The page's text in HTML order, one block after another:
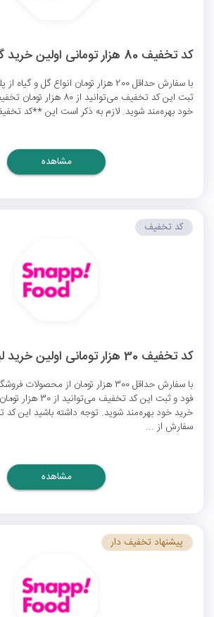
کد تخفیف 80 هزار تومانی اولین خرید گل اسنپ فود
با سفارش حداقل 200 هزار تومان انواع گل و
ثبت این کد تخفیف می‌توانید
خود بهره‌مند شوید. لازم به ذکر است این **کد
مشاهده
کد تخفیف 30 هزار تومانی اولین خرید لبنیات اسنپ فود
با سفارش حداقل 300 هزار تومان از
فود و ثبت این کد
خرید خود بهره‌مند شوید. توجه داشته باشید این کد
سفارش از ...
کد تخفیف
مشاهده
پیشنهاد تخفیف دار